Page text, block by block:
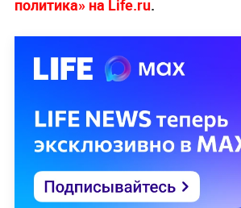
политика» на Life.ru.